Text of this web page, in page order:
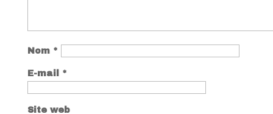
Nom *
E-mail *
Site web